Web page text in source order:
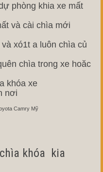
phòng khia xe mất
và cài chìa mới
xó1t a luôn chìa củ
chìa trong xe hoăc
khóa xe
nơi
Camry Mỹ
khóa kia